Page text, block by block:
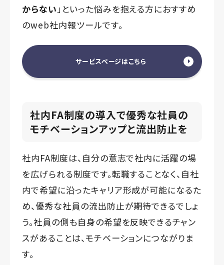
からない 」といった悩みを抱える方におすすめ
のweb社内報ツールです。
サービスページはこちら
社内FA制度の導入で優秀な社員の
モチベーションアップと流出防止を
社内FA制度は、自分の意志で社内に活躍の場
を広げられる制度です。転職することなく、自社
内で希望に沿ったキャリア形成が可能になるた
め、優秀な社員の流出防止が期待できるでしょ
う。社員の側も自身の希望を反映できるチャン
スがあることは、モチベーションにつながりま
す。